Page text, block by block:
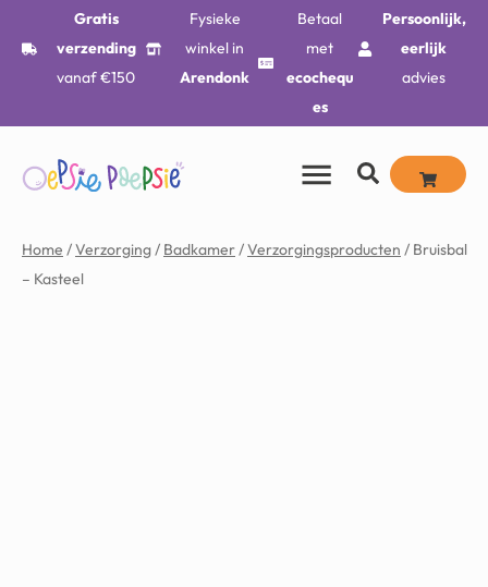
Gratis
verzending
vanaf €150
Fysieke
winkel in
Arendonk
Betaal
met
ecochequ
es
Persoonlijk,
eerlijk
advies
Home /Verzorging/ Badkamer/Verzorgingsproducten / Bruisbal
– Kasteel